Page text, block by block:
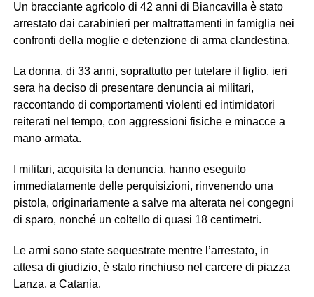
Un bracciante agricolo di 42 anni di Biancavilla è stato
arrestato dai carabinieri per maltrattamenti in famiglia nei
confronti della moglie e detenzione di arma clandestina.
La donna, di 33 anni, soprattutto per tutelare il figlio, ieri
sera ha deciso di presentare denuncia ai militari,
raccontando di comportamenti violenti ed intimidatori
reiterati nel tempo, con aggressioni fisiche e minacce a
mano armata.
I militari, acquisita la denuncia, hanno eseguito
immediatamente delle perquisizioni, rinvenendo una
pistola, originariamente a salve ma alterata nei congegni
di sparo, nonché un coltello di quasi 18 centimetri.
Le armi sono state sequestrate mentre l’arrestato, in
attesa di giudizio, è stato rinchiuso nel carcere di piazza
Lanza, a Catania.